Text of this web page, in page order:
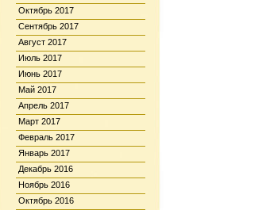
Октябрь 2017
Сентябрь 2017
Август 2017
Июль 2017
Июнь 2017
Май 2017
Апрель 2017
Март 2017
Февраль 2017
Январь 2017
Декабрь 2016
Ноябрь 2016
Октябрь 2016